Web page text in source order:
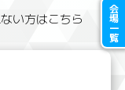
い方はこちら 会場一覧